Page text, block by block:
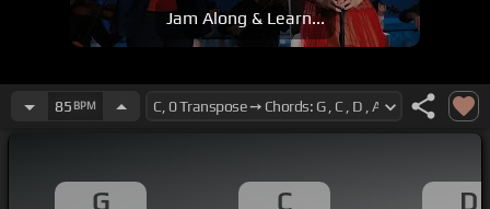
Jam Along & Learn...
85 BPM
G C D